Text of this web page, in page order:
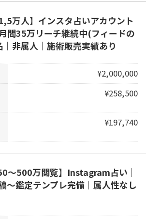
万人】インスタ占いアカウント
間35万リーチ継続中(フィードの
非属人｜施術販売実績あり
¥2,000,000
¥258,500
¥197,740
〜500万閲覧】Instagram占い｜
〜鑑定テンプレ完備｜属人性なし